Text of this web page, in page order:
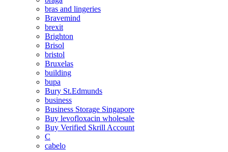
bras and lingeries
Bravemind
brexit
Brighton
Brisol
bristol
Bruxelas
building
bupa
Bury St.Edmunds
business
Business Storage Singapore
Buy levofloxacin wholesale
Buy Verified Skrill Account
C
cabelo